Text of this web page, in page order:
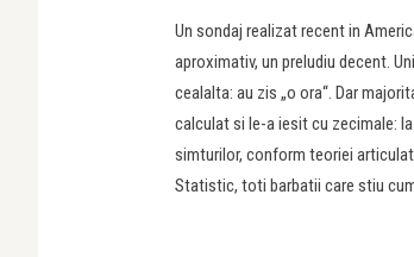
Un sondaj realizat recent in
aproximativ, un preludiu decent.
cealalta: au zis „o ora“. Dar
calculat si le-a iesit cu zecimale:
simturilor, conform teoriei
Statistic, toti barbatii care stiu